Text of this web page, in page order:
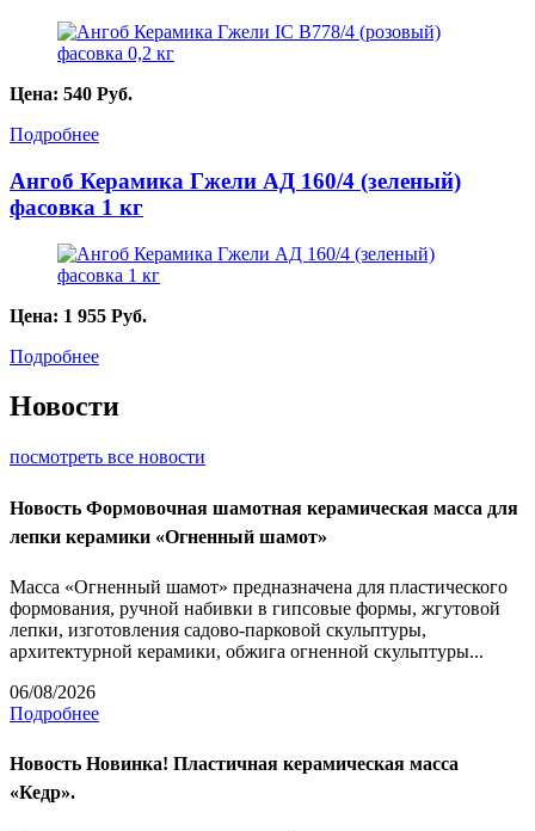
Цена: 540 Руб.
Подробнее
Ангоб Керамика Гжели АД 160/4 (зеленый)
фасовка 1 кг
Цена: 1 955 Руб.
Подробнее
Новости
посмотреть все новости
Новость Формовочная шамотная керамическая масса для
лепки керамики «Огненный шамот»
Масса «Огненный шамот» предназначена для пластического
формования, ручной набивки в гипсовые формы, жгутовой
лепки, изготовления садово-парковой скульптуры,
архитектурной керамики, обжига огненной скульптуры...
06/08/2026
Подробнее
Новость Новинка! Пластичная керамическая масса
«Кедр».